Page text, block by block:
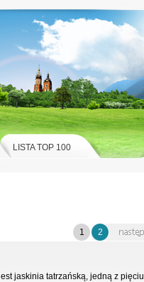
LISTA TOP 100
1 2
jaskinia tatrzańską, jedną z pięciu